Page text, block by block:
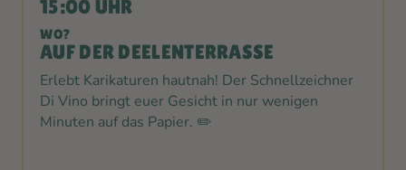
15:00 UHR
WO?
AUF DER DEELENTERRASSE
Erlebt Karikaturen hautnah! Der Schnellzeichner
Di Vino bringt euer Gesicht in nur wenigen
Minuten auf das Papier. ✏️